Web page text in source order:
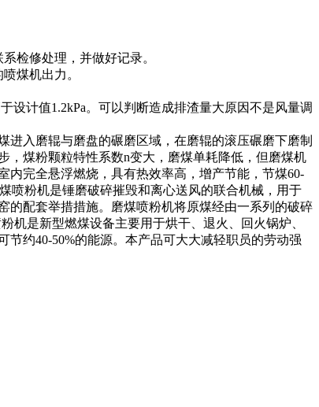
检修处理，并做好记录。
煤机出力。
计值1.2kPa。可以判断造成排渣量大原因不是风量调
入磨辊与磨盘的碾磨区域，在磨辊的滚压碾磨下磨制
，煤粉颗粒特性系数n变大，磨煤单耗降低，但磨煤机
完全悬浮燃烧，具有热效率高，增产节能，节煤60-
喷粉机是锤磨破碎摧毁和离心送风的联合机械，用于
的配套举措措施。磨煤喷粉机将原煤经由一系列的破碎
机是新型燃煤设备主要用于烘干、退火、回火锅炉、
约40-50%的能源。本产品可大大减轻职员的劳动强